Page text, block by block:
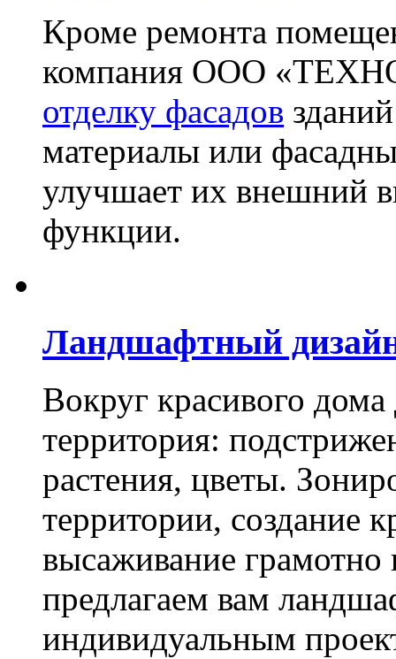
Кроме ремонта
компания ООО
отделку фасадов
материалы или
улучшает их внешний
функции.
Ландшафтный
Вокруг красивого
территория:
растения, цветы.
территории, создание
высаживание
предлагаем вам
индивидуальным